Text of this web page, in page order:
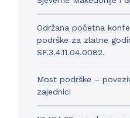
Održana početna
podrške za zlatne
SF.3.4.11.04.0082.
Most podrške –
zajednici